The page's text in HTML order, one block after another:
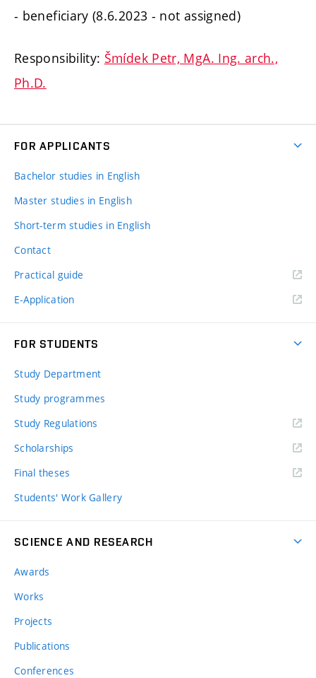
- beneficiary (8.6.2023 - not assigned)
Responsibility: Šmídek Petr, MgA. Ing. arch.,
Ph.D.
FOR APPLICANTS
Bachelor studies in English
Master studies in English
Short-term studies in English
Contact
Practical guide
E-Application
FOR STUDENTS
Study Department
Study programmes
Study Regulations
Scholarships
Final theses
Students' Work Gallery
SCIENCE AND RESEARCH
Awards
Works
Projects
Publications
Conferences